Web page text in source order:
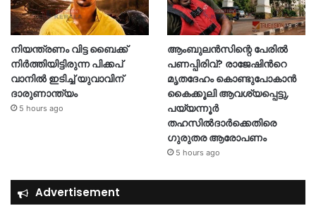
നിയന്ത്രണം വിട്ട ബൈക്ക്
നിർത്തിയിട്ടിരുന്ന പിക്കപ്
വാനിൽ ഇടിച്ച് യുവാവിന്
ദാരുണാന്ത്യം
5 hours ago
ആംബുലൻസിന്റെ പേരിൽ
പണപ്പിരിവ്? രാജേഷിന്‍റെ
മൃതദേഹം കൊണ്ടുപോകാൻ
കൈക്കൂലി ആവശ്യപ്പെട്ടു,
പയ്യന്നൂർ
തഹസിൽദാർക്കെതിരെ
ഗുരുതര ആരോപണം
5 hours ago
Advertisement